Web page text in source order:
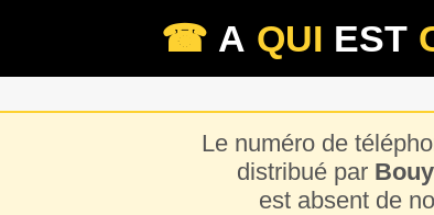
☎ A QUI EST
Le numéro de
distribué par
est absent de